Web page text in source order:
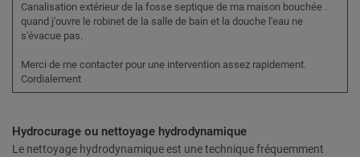
Canalisation extérieur de la fosse septique de ma maison bouchée .
quand j'ouvre le robinet de la salle de bain et la douche l'eau ne
s'évacue pas.
Merci de me contacter pour une intervention assez rapidement.
Cordialement
Hydrocurage ou nettoyage hydrodynamique
Le nettoyage hydrodynamique est une technique fréquemment